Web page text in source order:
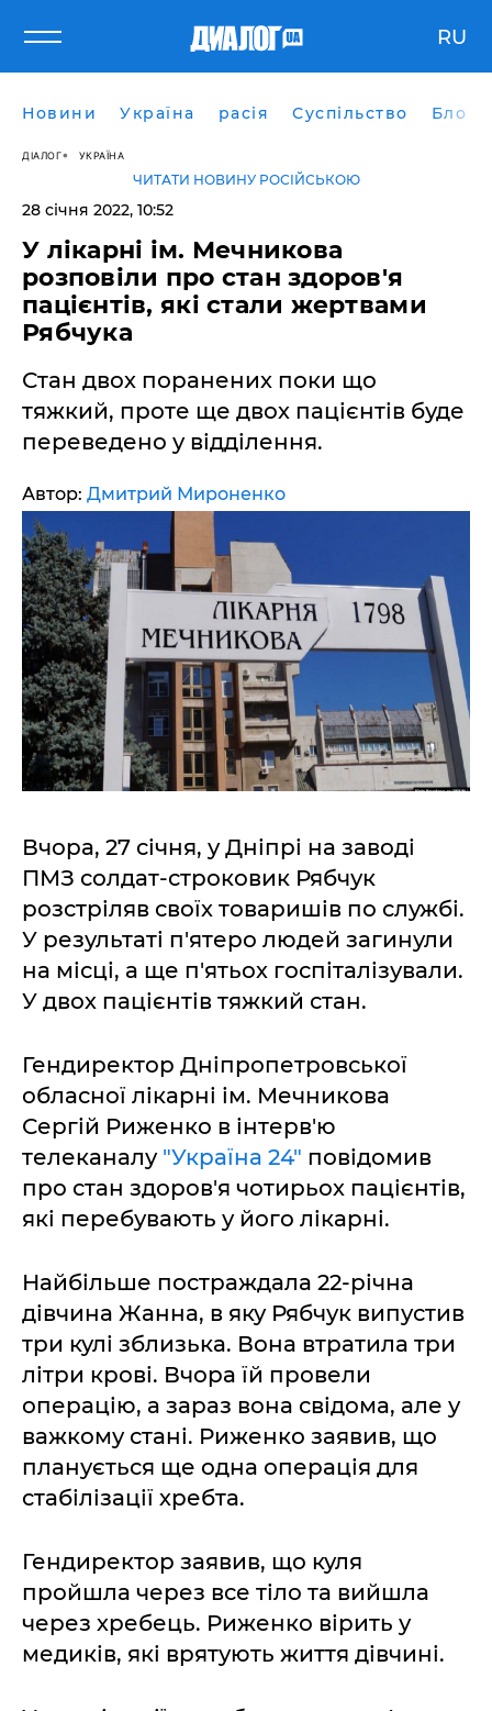
RU
Новини Україна расія Суспільство Блоги
ДІАЛОГ УКРАЇНА
ЧИТАТИ НОВИНУ РОСІЙСЬКОЮ
28 січня 2022, 10:52
У лікарні ім. Мечникова
розповіли про стан здоров'я
пацієнтів, які стали жертвами
Рябчука
Стан двох поранених поки що
тяжкий, проте ще двох пацієнтів буде
переведено у відділення.
Автор: Дмитрий Мироненко
Вчора, 27 січня, у Дніпрі на заводі
ПМЗ солдат-строковик Рябчук
розстріляв своїх товаришів по службі.
У результаті п'ятеро людей загинули
на місці, а ще п'ятьох госпіталізували.
У двох пацієнтів тяжкий стан.
Гендиректор Дніпропетровської
обласної лікарні ім. Мечникова
Сергій Риженко в інтерв'ю
телеканалу "Україна 24" повідомив
про стан здоров'я чотирьох пацієнтів,
які перебувають у його лікарні.
Найбільше постраждала 22-річна
дівчина Жанна, в яку Рябчук випустив
три кулі зблизька. Вона втратила три
літри крові. Вчора їй провели
операцію, а зараз вона свідома, але у
важкому стані. Риженко заявив, що
планується ще одна операція для
стабілізації хребта.
Гендиректор заявив, що куля
пройшла через все тіло та вийшла
через хребець. Риженко вірить у
медиків, які врятують життя дівчині.